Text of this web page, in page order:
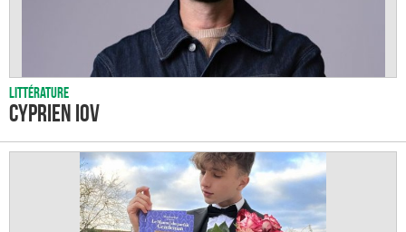
Littérature
Cyprien IOV